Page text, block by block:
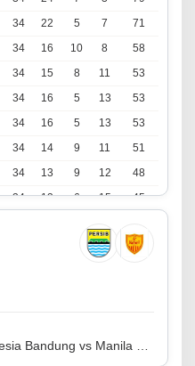
34 22 5 7
71
34 16 10 8
58
34 15 8 11
53
34 16 5 13
53
34 16 5 13
53
34 14 9 11
51
34 13 9 12
48
34 13 6 15
45
17
39
34 8 10 16
34Persatuan Sepak Bola Indonesia Bandung vs Manila Digger FC